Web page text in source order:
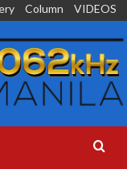
Column VIDEOS